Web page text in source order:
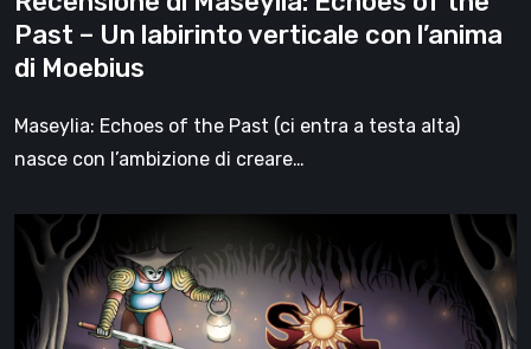
verticale
con
l’anima
di
Past – Un labirinto verticale con l’anima
di Moebius
Maseylia: Echoes of the Past (ci entra a testa alta)
nasce con l’ambizione di creare…
Cesto
Recensione: